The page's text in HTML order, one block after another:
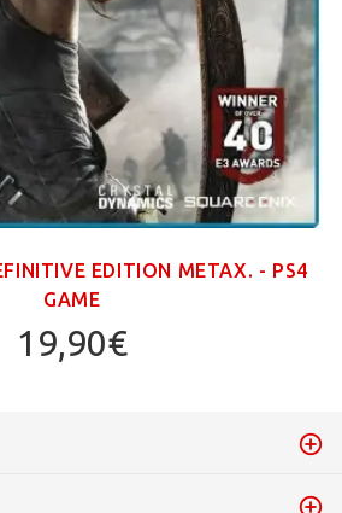
EDITION ΜΕΤΑΧ. - PS4
GAME
19,90€